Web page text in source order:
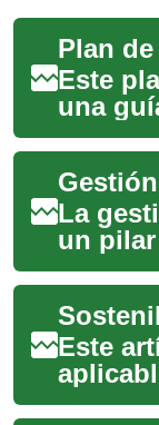
Este
una
y
la
La
un
Este